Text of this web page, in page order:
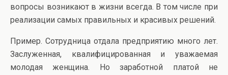
вопросы возникают в жизни всегда. В том числе при
реализации самых правильных и красивых решений.
Пример. Сотрудница отдала предприятию много лет.
Заслуженная, квалифицированная и уважаемая
молодая женщина. Но заработной платой не